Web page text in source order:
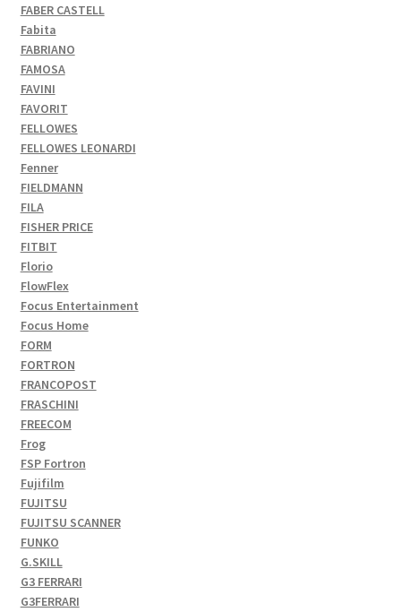
FABER CASTELL
Fabita
FABRIANO
FAMOSA
FAVINI
FAVORIT
FELLOWES
FELLOWES LEONARDI
Fenner
FIELDMANN
FILA
FISHER PRICE
FITBIT
Florio
FlowFlex
Focus Entertainment
Focus Home
FORM
FORTRON
FRANCOPOST
FRASCHINI
FREECOM
Frog
FSP Fortron
Fujifilm
FUJITSU
FUJITSU SCANNER
FUNKO
G.SKILL
G3 FERRARI
G3FERRARI